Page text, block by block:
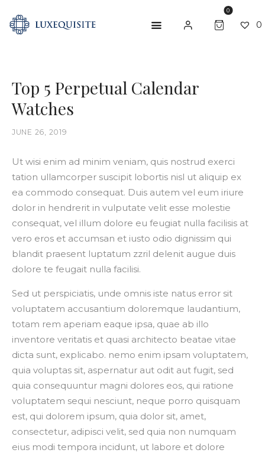
0
0
ABOUT US
SHOP
BESPOKE
GIFT CARD
CONTACT US
Top 5 Perpetual Calendar
Watches
JUNE 26, 2019
Ut wisi enim ad minim veniam, quis nostrud exerci
tation ullamcorper suscipit lobortis nisl ut aliquip ex
ea commodo consequat. Duis autem vel eum iriure
dolor in hendrerit in vulputate velit esse molestie
consequat, vel illum dolore eu feugiat nulla facilisis at
vero eros et accumsan et iusto odio dignissim qui
blandit praesent luptatum zzril delenit augue duis
dolore te feugait nulla facilisi.
Sed ut perspiciatis, unde omnis iste natus error sit
voluptatem accusantium doloremque laudantium,
totam rem aperiam eaque ipsa, quae ab illo
inventore veritatis et quasi architecto beatae vitae
dicta sunt, explicabo. nemo enim ipsam voluptatem,
quia voluptas sit, aspernatur aut odit aut fugit, sed
quia consequuntur magni dolores eos, qui ratione
voluptatem sequi nesciunt, neque porro quisquam
est, qui dolorem ipsum, quia dolor sit, amet,
consectetur, adipisci velit, sed quia non numquam
eius modi tempora incidunt, ut labore et dolore